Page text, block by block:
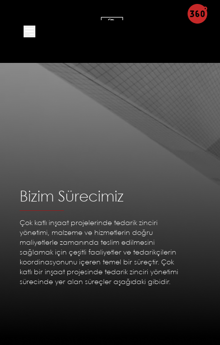
Bizim Sürecimiz
Çok katlı inşaat projelerinde tedarik zinciri
yönetimi, malzeme ve hizmetlerin doğru
maliyetlerle zamanında teslim edilmesini
sağlamak için çeşitli faaliyetler ve tedarikçilerin
koordinasyonunu içeren temel bir süreçtir. Çok
katlı bir inşaat projesinde tedarik zinciri yönetimi
sürecinde yer alan süreçler aşağıdaki gibidir.